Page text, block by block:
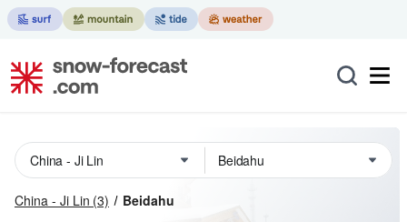
China - Ji Lin (3) Beidahu